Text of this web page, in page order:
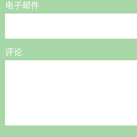
电子邮件
评论